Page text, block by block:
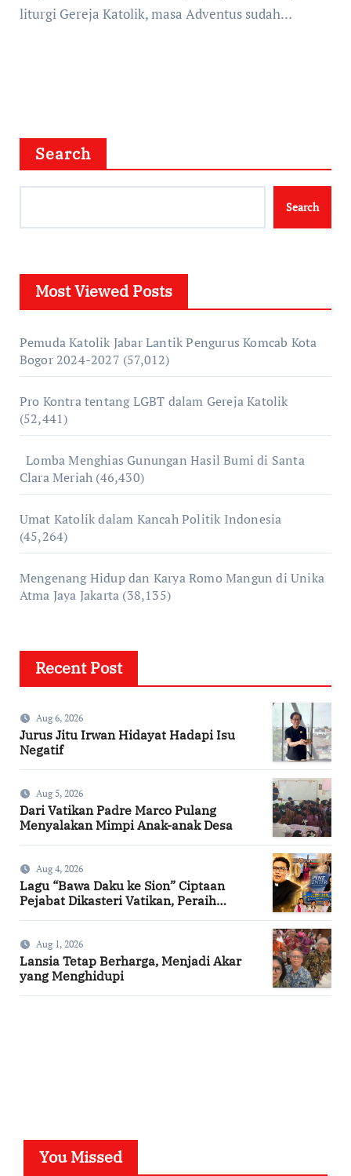
liturgi Gereja Katolik, masa Adventus sudah…
Search
Search
Most Viewed Posts
Pemuda Katolik Jabar Lantik Pengurus Komcab Kota
Bogor 2024-2027 (57,012)
Pro Kontra tentang LGBT dalam Gereja Katolik
(52,441)
Lomba Menghias Gunungan Hasil Bumi di Santa
Clara Meriah (46,430)
Umat Katolik dalam Kancah Politik Indonesia
(45,264)
Mengenang Hidup dan Karya Romo Mangun di Unika
Atma Jaya Jakarta (38,135)
Recent Post
Aug 6, 2026
Jurus Jitu Irwan Hidayat Hadapi Isu
Negatif
Aug 5, 2026
Dari Vatikan Padre Marco Pulang
Menyalakan Mimpi Anak-anak Desa
Aug 4, 2026
Lagu “Bawa Daku ke Sion” Ciptaan
Pejabat Dikasteri Vatikan, Peraih
Aug 1, 2026
Lansia Tetap Berharga, Menjadi Akar
yang Menghidupi
You Missed